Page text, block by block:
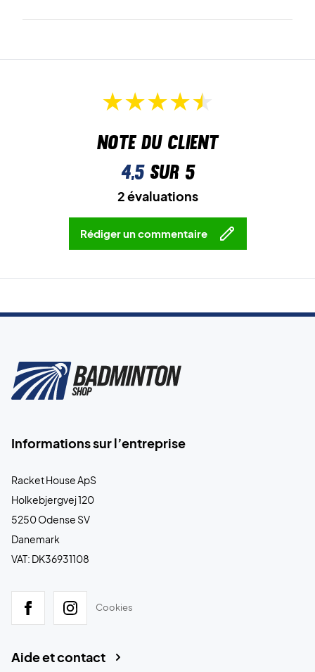
Note du client
4,5sur 5
2 évaluations
Rédiger un commentaire
Informations sur l’entreprise
Racket House ApS
Holkebjergvej 120
5250 Odense SV
Danemark
VAT: DK36931108
Cookies
Aide et contact